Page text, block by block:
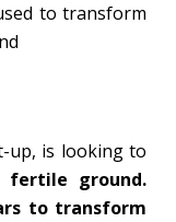
to transform
up, is looking to
fertile ground.
to transform